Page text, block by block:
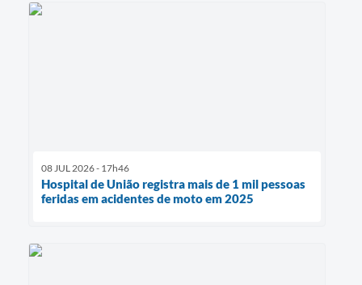
08 JUL 2026 - 17h46
Hospital de União registra mais de 1 mil pessoas
feridas em acidentes de moto em 2025